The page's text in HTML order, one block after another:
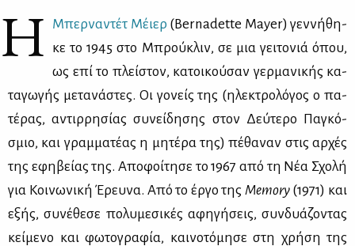
Η Μπερ­να­ντέτ Μέιερ (Bernadette Mayer) γεν­νή­θη­
κε το 1945 στο Μπρού­κλιν, σε μια γει­το­νιά όπου,
ως επί το πλεί­στον, κα­τοι­κού­σαν γερ­μα­νι­κής κα­
τα­γω­γής με­τα­νά­στες. Οι γο­νείς της (ηλε­κτρο­λό­γος ο πα­
τέ­ρας, αντιρ­ρη­σί­ας συ­νεί­δη­σης στον Δεύ­τε­ρο Πα­γκό­
σμιο, και γραμ­μα­τέ­ας η μη­τέ­ρα της) πέ­θα­ναν στις αρ­χές
της εφη­βεί­ας της. Απο­φοί­τη­σε το 1967 από τη Νέα Σχο­λή
για Κοι­νω­νι­κή Έρευ­να. Από το έρ­γο της Memory(1971) και
εξής, συ­νέ­θε­σε πο­λυ­με­σι­κές αφη­γή­σεις, συν­δυά­ζο­ντας
κεί­με­νο και φω­το­γρα­φία, και­νο­τό­μη­σε στη χρή­ση της